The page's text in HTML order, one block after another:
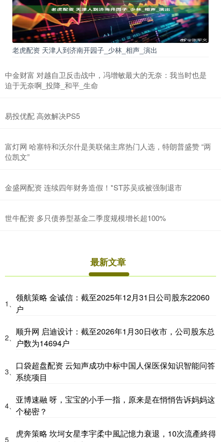
老虎配资 天津人到济南开园子_少林_相声_演出
中金财富 对越自卫反击战中，冯增敏最大的无奈：我当时也是
迫于无奈啊_投降_和平_生命
易投优配 高效解决PS5
富灯网 哈塞特和沃尔什是美联储主席热门人选，特朗普盛赞 “两
位凯文”
金盛网配资 连续四年财务造假！*ST苏吴或被强制退市
世牛配资 多只债券型基金二季度规模增长超100%
最新文章
1、
领航策略 金诚信：截至2025年12月31日公司股东22060
户
2、
顺升网 启迪设计：截至2026年1月30日收市，公司股东总
户数为14694户
3、
口袋超盘配资 云知声成功中标中国人保医保知识智能问答
系统项目
4、
亚博速融 呀，宝宝的小手一指，原来是在悄悄告诉妈妈这
个秘密？
5、
虎奔策略 坎坷女星李宇柔中風記憶力衰退，10次流產終得